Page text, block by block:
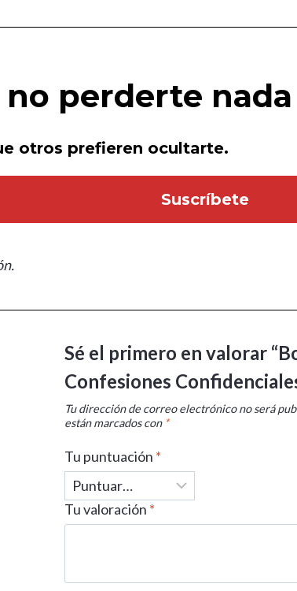
perderte nada
otros prefieren ocultarte.
Sé el primero en valorar
Confesiones
Tu dirección de correo electrónico no será
están marcados con *
Tu puntuación *
Tu valoración *